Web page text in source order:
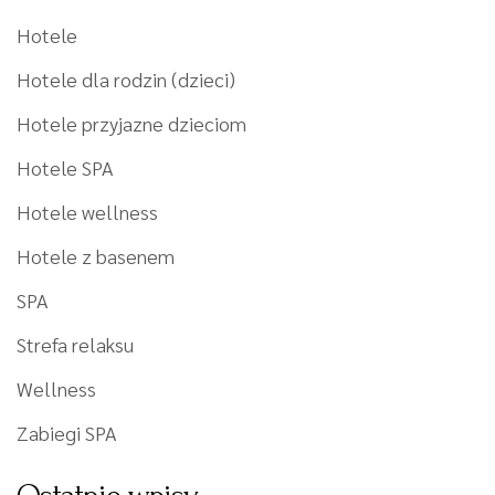
Hotele
Hotele dla rodzin (dzieci)
Hotele przyjazne dzieciom
Hotele SPA
Hotele wellness
Hotele z basenem
SPA
Strefa relaksu
Wellness
Zabiegi SPA